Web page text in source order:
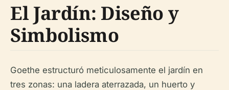
El Jardín: Diseño y
Simbolismo
Goethe estructuró meticulosamente el jardín en
tres zonas: una ladera aterrazada, un huerto y